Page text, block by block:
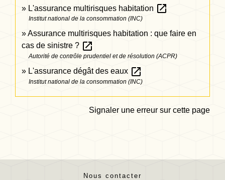
L'assurance multirisques habitation open_in_new
Institut national de la consommation (INC)
Assurance multirisques habitation : que faire en
cas de sinistre ? open_in_new
Autorité de contrôle prudentiel et de résolution (ACPR)
L'assurance dégât des eaux open_in_new
Institut national de la consommation (INC)
Signaler une erreur sur cette page
Nous contacter